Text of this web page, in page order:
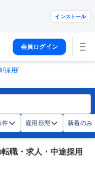
インストール
会員ログイン
/採用/
件 雇用形態 新着のみ
職・求人・中途採用